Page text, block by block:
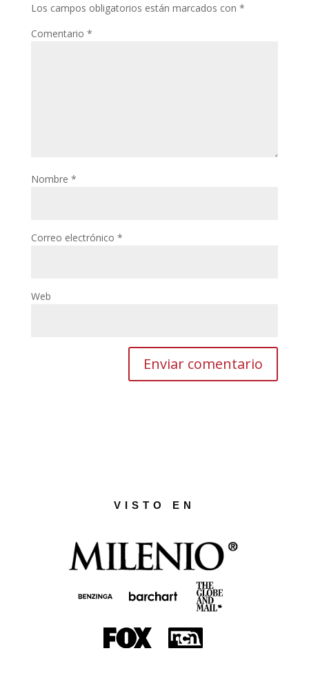
Los campos obligatorios están marcados con *
Comentario *
Nombre *
Correo electrónico *
Web
VISTO EN